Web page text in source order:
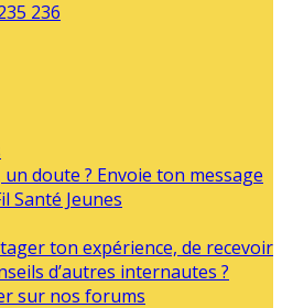
doute ? Envoie ton message
Santé Jeunes
ton expérience, de recevoir
d’autres internautes ?
sur nos forums